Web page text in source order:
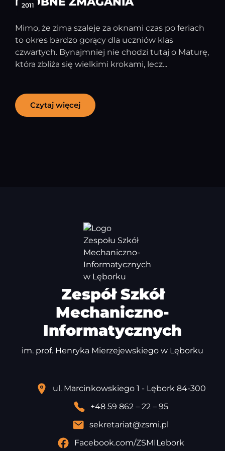
2011
Mimo, że zima szaleje za oknami czas po feriach
to okres bardzo gorący dla uczniów klas
czwartych. Bynajmniej nie chodzi tutaj o Maturę,
która zbliża się wielkimi krokami, lecz...
Czytaj więcej
Zespół Szkół
Mechaniczno-
Informatycznych
im. prof. Henryka Mierzejewskiego w Lęborku
ul. Marcinkowskiego 1 - Lębork 84-300
+48 59 862 – 22 – 95
sekretariat@zsmi.pl
Facebook.com/ZSMILebork